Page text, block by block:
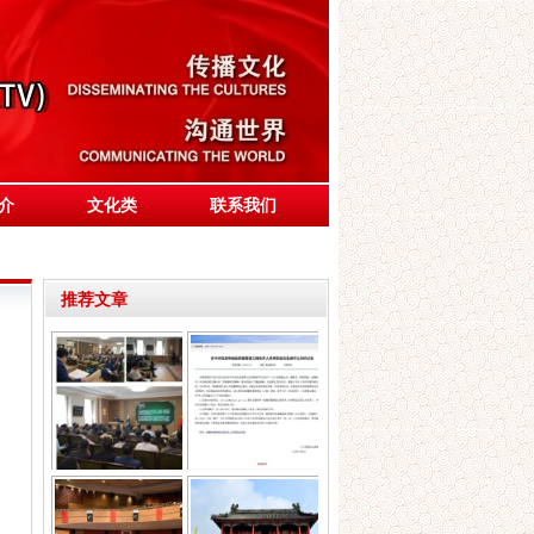
文化类 联系我们
推荐文章
巴基斯坦驻华大使馆
在北京举办纪念Yo
千年制香艺 新职守
传承 —祝贺制香